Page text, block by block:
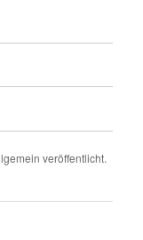
veröffentlicht.